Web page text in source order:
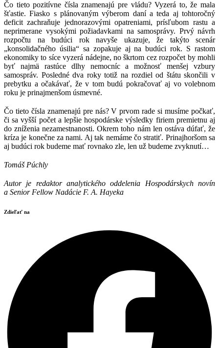
Čo tieto pozitívne čísla znamenajú pre vládu? Vyzerá to, že mala
šťastie. Fiasko s plánovaným výberom daní a teda aj tohtoročný
deficit zachraňuje jednorazovými opatreniami, prísľubom rastu a
neprimerane vysokými požiadavkami na samosprávy. Prvý návrh
rozpočtu na budúci rok navyše ukazuje, že takýto scenár
„konsolidačného úsilia“ sa zopakuje aj na budúci rok. S rastom
ekonomiky to síce vyzerá nádejne, no škrtom cez rozpočet by mohli
byť najmä rastúce dlhy nemocníc a možnosť menšej vzbury
samospráv. Posledné dva roky totiž na rozdiel od štátu skončili v
prebytku a očakávať, že v tom budú pokračovať aj vo volebnom
roku je prinajmenšom úsmevné.
Čo tieto čísla znamenajú pre nás? V prvom rade si musíme počkať,
či sa vyšší počet a lepšie hospodárske výsledky firiem premietnu aj
do zníženia nezamestnanosti. Okrem toho nám len ostáva dúfať, že
kríza je konečne za nami. Aj tak nemáme čo stratiť. Prinajhoršom sa
aj budúci rok budeme mať rovnako zle, len už budeme zvyknutí…
Tomáš Púchly
Autor je redaktor analytického oddelenia Hospodárskych novín
a Senior Fellow Nadácie F. A. Hayeka
Zdieľať na